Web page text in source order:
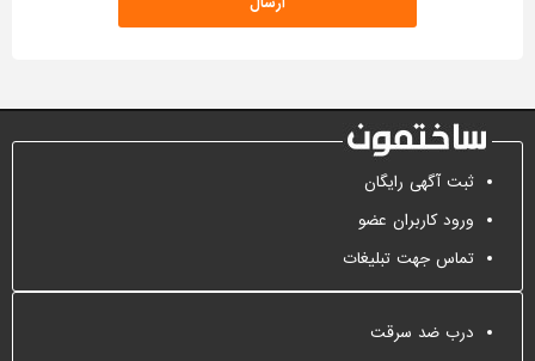
ثبت آگهی رایگان
ورود کاربران عضو
تماس جهت تبلیغات
درب ضد سرقت